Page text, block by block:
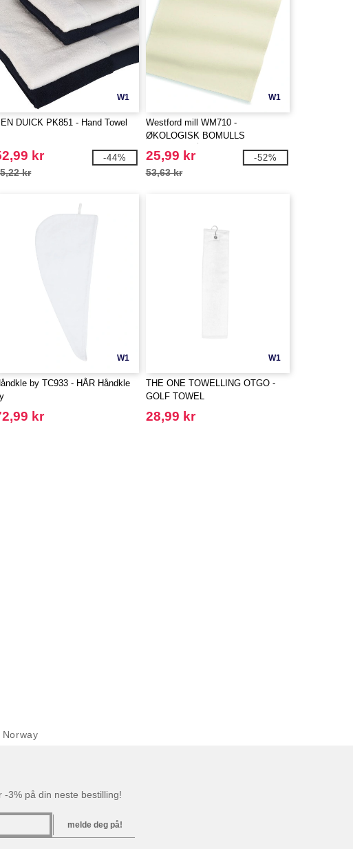
W1
DUICK PK851 - Hand Towel
kr
kr
-44%
W1
Westford mill WM710 -
ØKOLOGISK BOMULLS
KJØKKENHÅNDKLE
25,99 kr
53,63 kr
-52%
W1
by TC933 - HÅR Håndkle
kr
W1
THE ONE TOWELLING OTGO -
GOLF TOWEL
28,99 kr
Norway
-3% på din neste bestilling!
melde deg på!